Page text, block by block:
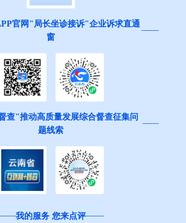
官网"局长坐诊接诉"企业诉求直通
窗
查"推动高质量发展综合督查征集问
题线索
我的服务 您来点评